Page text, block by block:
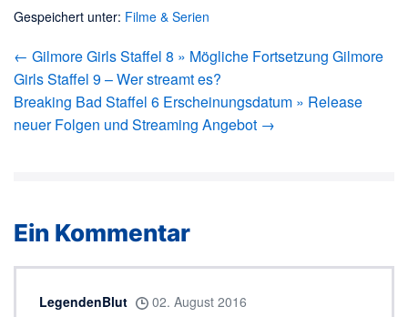
Gespeichert unter: Filme & Serien
Beitragsnavigation
← Gilmore Girls Staffel 8 » Mögliche Fortsetzung Gilmore
Girls Staffel 9 – Wer streamt es?
Breaking Bad Staffel 6 Erscheinungsdatum » Release
neuer Folgen und Streaming Angebot →
Ein Kommentar
LegendenBlut 02. August 2016